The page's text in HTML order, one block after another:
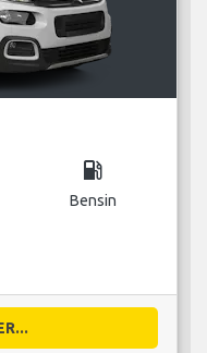
local_gas_station
Bensin